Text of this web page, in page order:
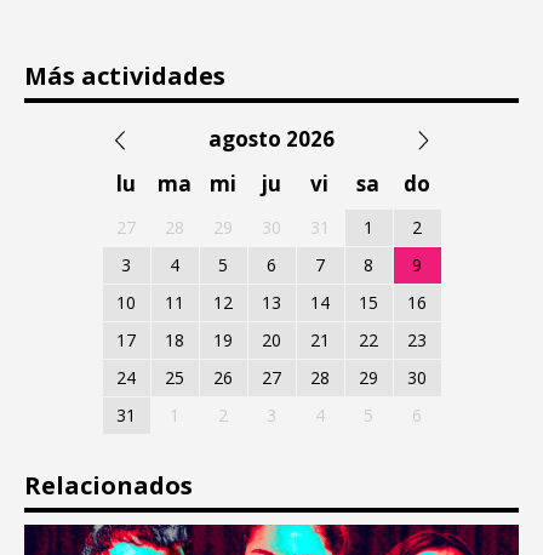
Más actividades
agosto 2026
lu
ma mi ju vi sa do
27 28 29 30 31 1
2
3
4 5 6 7 8
9
10
11 12 13 14 15
16
17
18 19 20 21 22
23
24
25 26 27 28 29
30
31
1 2 3 4 5 6
Relacionados